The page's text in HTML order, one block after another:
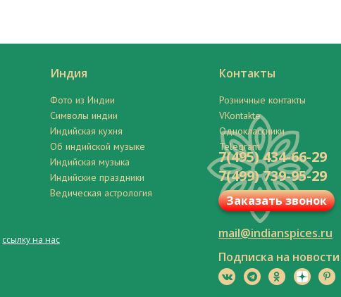
Индия
Фото из Индии
Символы индии
Индийская кухня
Об индийской музыке
Индийская музыка
Индийские праздники
Ведическая астрология
Контакты
Розничные контакты
VKontakte
Одноклассники
Telegram
ссылку на нас
7(495) 434-66-29
7(499) 739-95-29
Заказать звонок
mail@indianspices.ru
Подписка на новости